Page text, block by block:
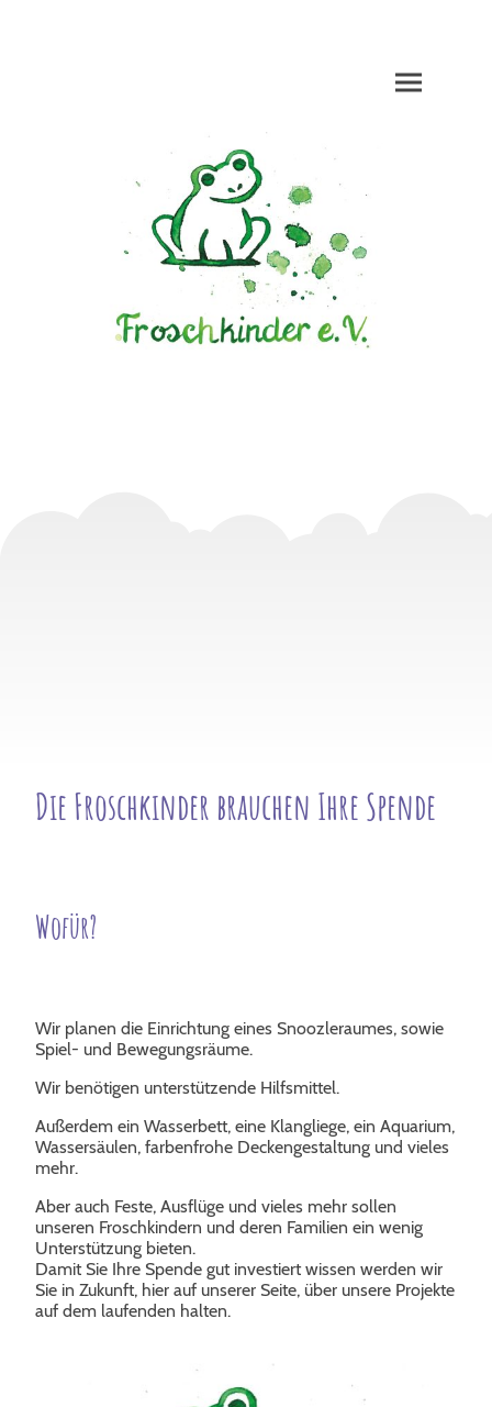
Die Froschkinder brauchen Ihre Spende
Wofür?
Wir planen die Einrichtung eines Snoozleraumes, sowie
Spiel- und Bewegungsräume.
Wir benötigen unterstützende Hilfsmittel.
Außerdem ein Wasserbett, eine Klangliege, ein Aquarium,
Wassersäulen, farbenfrohe Deckengestaltung und vieles
mehr.
Aber auch Feste, Ausflüge und vieles mehr sollen
unseren Froschkindern und deren Familien ein wenig
Unterstützung bieten.
Damit Sie Ihre Spende gut investiert wissen werden wir
Sie in Zukunft, hier auf unserer Seite, über unsere Projekte
auf dem laufenden halten.